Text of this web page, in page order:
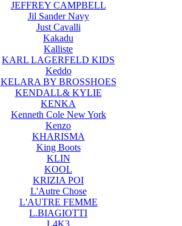
JEFFREY CAMPBELL
Jil Sander Navy
Just Cavalli
Kakadu
Kalliste
KARL LAGERFELD KIDS
Keddo
KELARA BY BROSSHOES
KENDALL& KYLIE
KENKA
Kenneth Cole New York
Kenzo
KHARISMA
King Boots
KLIN
KOOL
KRIZIA POI
L'Autre Chose
L'AUTRE FEMME
L.BIAGIOTTI
L4K3